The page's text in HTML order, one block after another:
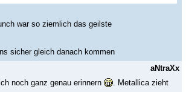
war so ziemlich das geilste
sicher gleich danach kommen
aNtraXx
noch ganz genau erinnern
. Metallica zieht